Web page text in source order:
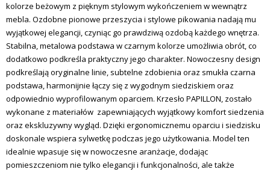
kolorze beżowym z pięknym stylowym wykończeniem wwewnątrz
mebla. Ozdobne pionowe przeszycia i stylowe pikowania nadają mu
wyjątkowej elegancji, czyniąc go prawdziwą ozdobą każdego wnętrza.
Stabilna, metalowa podstawa w czarnym kolorze umożliwia obrót, co
dodatkowo podkreśla praktyczny jego charakter. Nowoczesny design
podkreślają oryginalne linie, subtelne zdobienia oraz smukła czarna
podstawa, harmonijnie łączy się z wygodnym siedziskiem oraz
odpowiednio wyprofilowanym oparciem. Krzesło PAPILLON, zostało
wykonane z materiałów zapewniających wyjątkowy komfort siedzenia
oraz ekskluzywny wygląd. Dzięki ergonomicznemu oparciu i siedzisku
doskonale wspiera sylwetkę podczas jego użytkowania. Model ten
idealnie wpasuje się w nowoczesne aranżacje, dodając
pomieszczeniom nie tylko elegancji i funkcjonalności, ale także